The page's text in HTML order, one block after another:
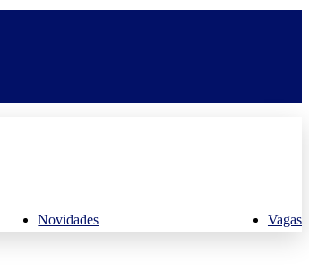
Novidades Vagas